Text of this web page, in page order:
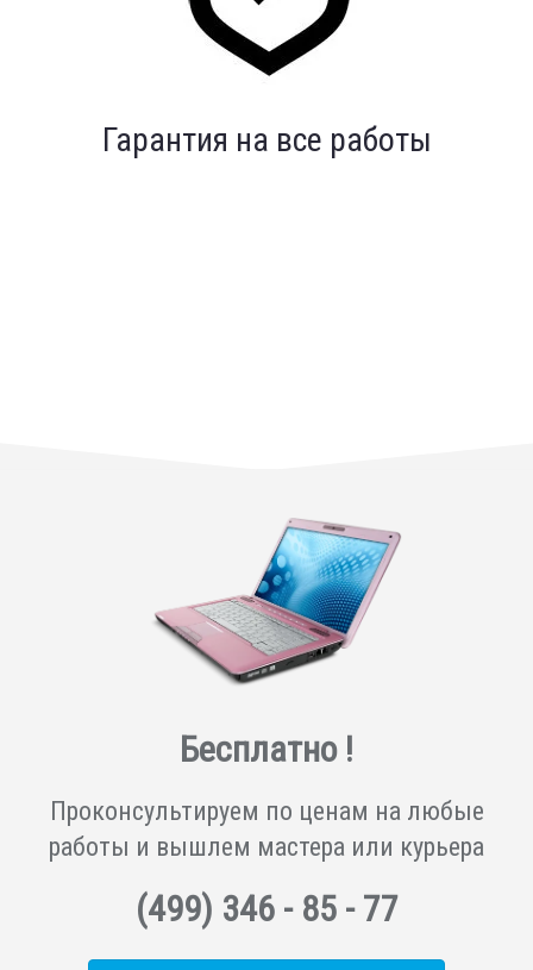
Бесплатно !
Проконсультируем по ценам на любые
работы и вышлем мастера или курьера
(499) 346 - 85 - 77